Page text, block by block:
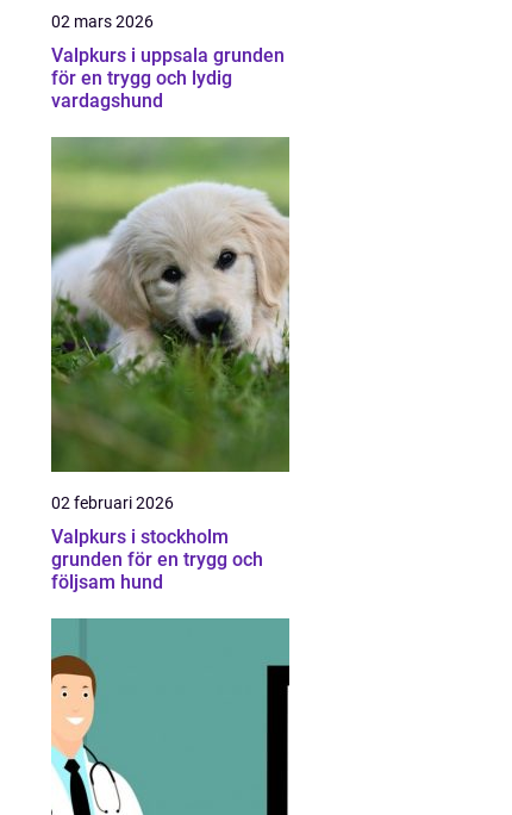
02 mars 2026
Valpkurs i uppsala grunden
för en trygg och lydig
vardagshund
02 februari 2026
Valpkurs i stockholm
grunden för en trygg och
följsam hund